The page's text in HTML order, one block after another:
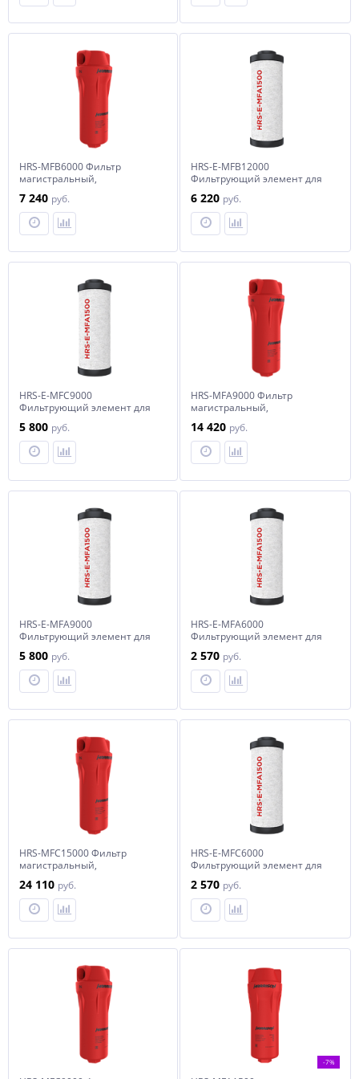
HRS-MFB6000 Фильтр
магистральный,
л/мин
7 240 руб.
HRS-E-MFB12000
Фильтрующий элемент для
6 220 руб.
HRS-E-MFC9000
Фильтрующий элемент для
5 800 руб.
HRS-MFA9000 Фильтр
магистральный,
л/мин
14 420 руб.
HRS-E-MFA9000
Фильтрующий элемент для
5 800 руб.
HRS-E-MFA6000
Фильтрующий элемент для
2 570 руб.
HRS-MFC15000 Фильтр
магистральный,
л/мин
24 110 руб.
HRS-E-MFC6000
Фильтрующий элемент для
2 570 руб.
-7%